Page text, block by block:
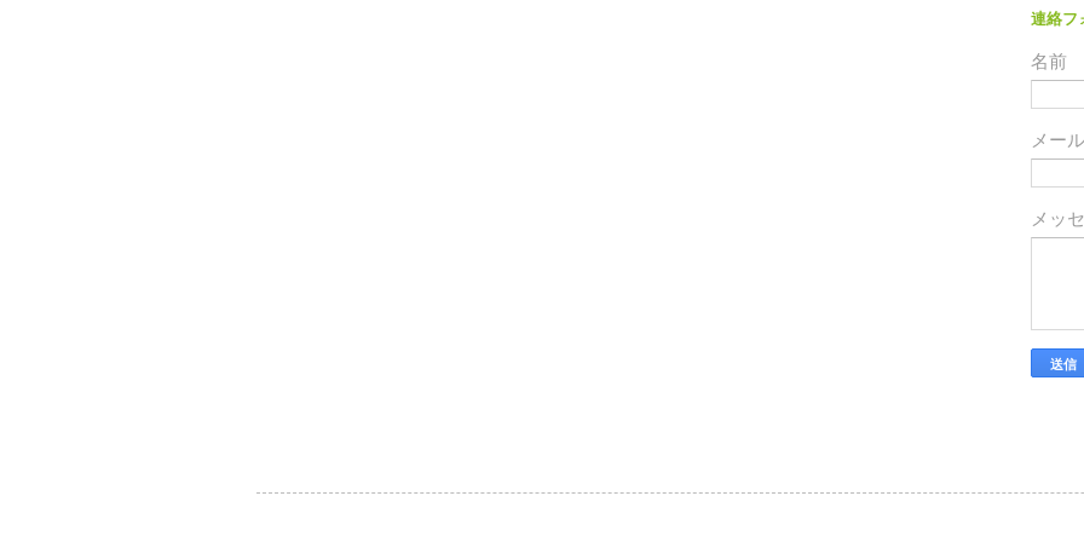
連絡フ
名前
メール
メッ